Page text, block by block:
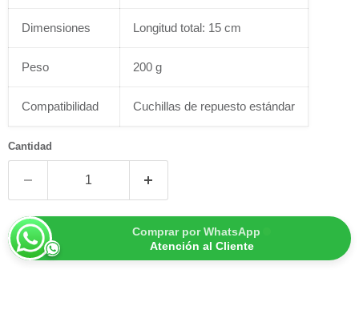
Dimensiones Longitud total: 15 cm
Peso 200 g
Compatibilidad Cuchillas de repuesto estándar
Cantidad
Comprar por WhatsApp
Atención al Cliente